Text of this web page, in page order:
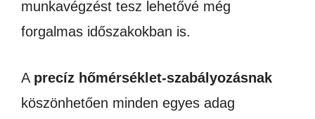
munkavégzést tesz lehetővé még
forgalmas időszakokban is.
A precíz hőmérséklet-szabályozásnak
köszönhetően minden egyes adag